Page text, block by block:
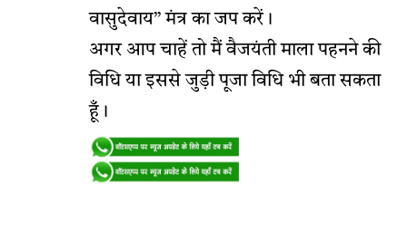
वासुदेवाय” मंत्र का जप करें।
अगर आप चाहें तो मैं वैजयंती माला पहनने की
विधि या इससे जुड़ी पूजा विधि भी बता सकता
हूँ।